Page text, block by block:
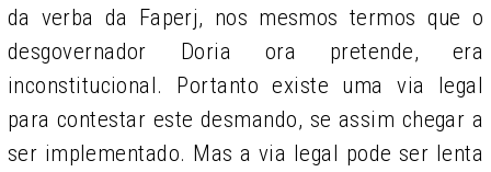
da verba da Faperj, nos mesmos termos que o
desgovernador Doria ora pretende, era
inconstitucional. Portanto existe uma via legal
para contestar este desmando, se assim chegar a
ser implementado. Mas a via legal pode ser lenta